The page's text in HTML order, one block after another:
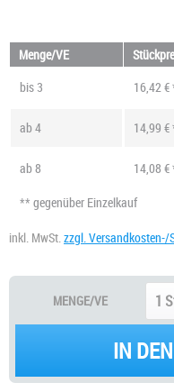
Menge/VE
bis 3 16,42 €
ab4 14,99 €
ab8 14,08 €
** gegenüber Einzelkauf
inkl. MwSt. zzgl. Versandkosten-/
MENGE/VE
IN